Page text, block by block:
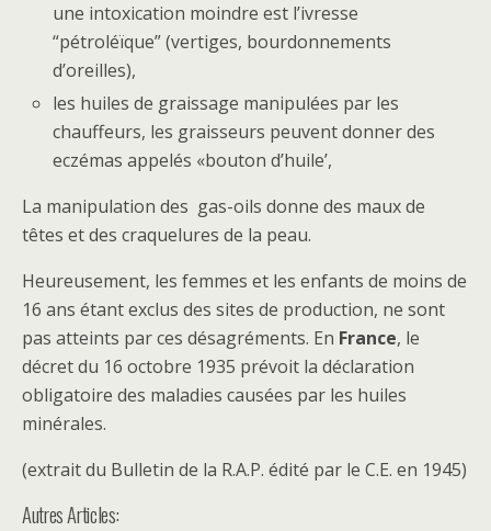
une intoxication moindre est l’ivresse
“pétroléïque” (vertiges, bourdonnements
d’oreilles),
les huiles de graissage manipulées par les
chauffeurs, les graisseurs peuvent donner des
eczémas appelés «bouton d’huile’,
La manipulation des gas-oils donne des maux de
têtes et des craquelures de la peau.
Heureusement, les femmes et les enfants de moins de
16 ans étant exclus des sites de production, ne sont
pas atteints par ces désagréments. En France, le
décret du 16 octobre 1935 prévoit la déclaration
obligatoire des maladies causées par les huiles
minérales.
(extrait du Bulletin de la R.A.P. édité par le C.E. en 1945)
Autres Articles: